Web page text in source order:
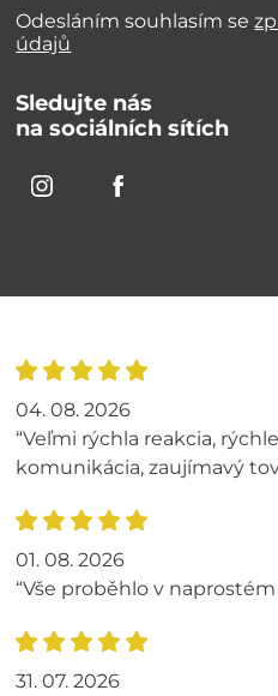
Odesláním souhlasím se
údajů
Sledujte nás
na sociálních sítích
04. 08. 2026
“Veľmi rýchla reakcia,
komunikácia, zaujímavý
01. 08. 2026
“Vše proběhlo v
31. 07. 2026